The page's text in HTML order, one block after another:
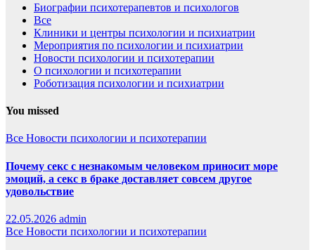
Биографии психотерапевтов и психологов
Все
Клиники и центры психологии и психиатрии
Мероприятия по психологии и психиатрии
Новости психологии и психотерапии
О психологии и психотерапии
Роботизация психологии и психиатрии
You missed
Все Новости психологии и психотерапии
Почему секс с незнакомым человеком приносит море
эмоций, а секс в браке доставляет совсем другое
удовольствие
22.05.2026 admin
Все Новости психологии и психотерапии